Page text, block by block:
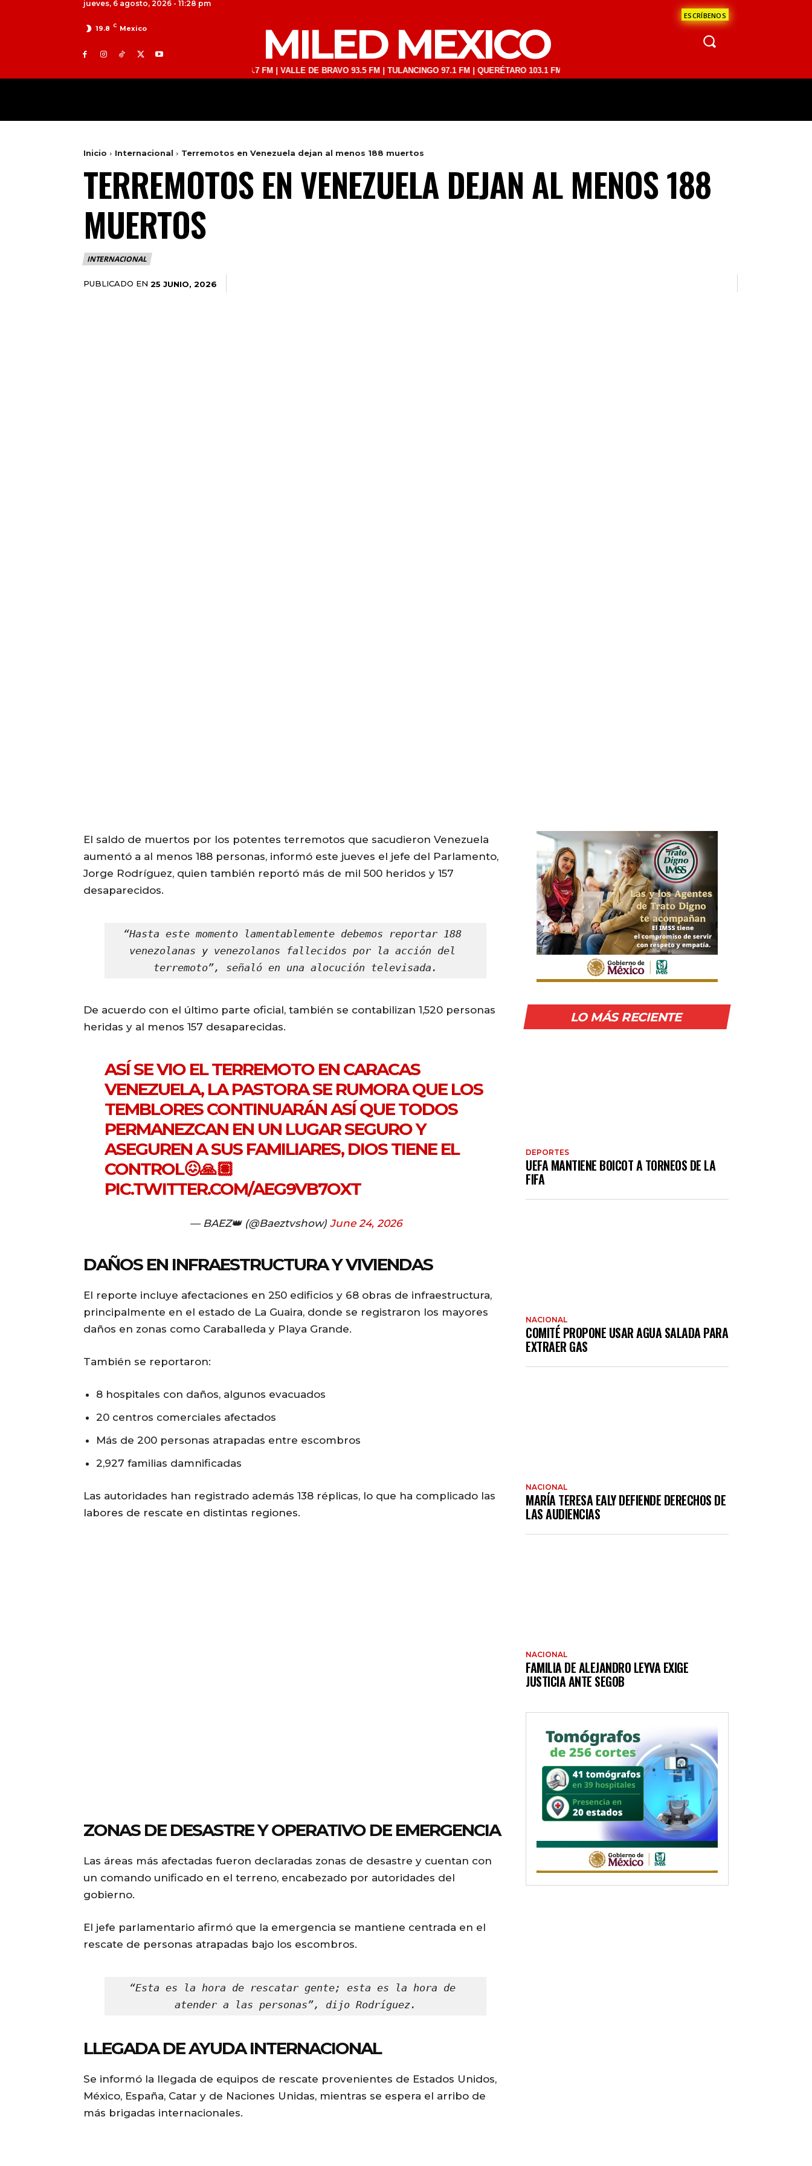
jueves, 6 agosto, 2026 - 11:28 pm
ESCRÍBENOS
19.8 C Mexico MILED MEXICO
TOLUCA 98.9 FM | ATLACOMULCO 104.7 FM | VALLE DE BRAVO 93.5 FM | TULANCINGO 97.1 FM | QUERÉTARO 103.1 FM | SAN JUAN DEL RÍO 93.1 FM | GUADALAJARA 1510 AM | LA PAZ 95.1
Inicio Internacional Terremotos en Venezuela dejan al menos 188 muertos
TERREMOTOS EN VENEZUELA DEJAN AL MENOS 188
MUERTOS
INTERNACIONAL
PUBLICADO EN 25 JUNIO, 2026
El saldo de muertos por los potentes terremotos que sacudieron Venezuela
aumentó a al menos 188 personas, informó este jueves el jefe del Parlamento,
Jorge Rodríguez, quien también reportó más de mil 500 heridos y 157
desaparecidos.
“Hasta este momento lamentablemente debemos reportar 188
venezolanas y venezolanos fallecidos por la acción del
terremoto”, señaló en una alocución televisada.
De acuerdo con el último parte oficial, también se contabilizan 1,520 personas
heridas y al menos 157 desaparecidas.
ASÍ SE VIO EL TERREMOTO EN CARACAS
VENEZUELA, LA PASTORA SE RUMORA QUE LOS
TEMBLORES CONTINUARÁN ASÍ QUE TODOS
PERMANEZCAN EN UN LUGAR SEGURO Y
ASEGUREN A SUS FAMILIARES, DIOS TIENE EL
CONTROL😖🙏🏽
PIC.TWITTER.COM/AEG9VB7OXT
— BAEZ👑 (@Baeztvshow) June 24, 2026
DAÑOS EN INFRAESTRUCTURA Y VIVIENDAS
El reporte incluye afectaciones en 250 edificios y 68 obras de infraestructura,
principalmente en el estado de La Guaira, donde se registraron los mayores
daños en zonas como Caraballeda y Playa Grande.
También se reportaron:
8 hospitales con daños, algunos evacuados
20 centros comerciales afectados
Más de 200 personas atrapadas entre escombros
2,927 familias damnificadas
Las autoridades han registrado además 138 réplicas, lo que ha complicado las
labores de rescate en distintas regiones.
ZONAS DE DESASTRE Y OPERATIVO DE EMERGENCIA
Las áreas más afectadas fueron declaradas zonas de desastre y cuentan con
un comando unificado en el terreno, encabezado por autoridades del
gobierno.
El jefe parlamentario afirmó que la emergencia se mantiene centrada en el
rescate de personas atrapadas bajo los escombros.
“Esta es la hora de rescatar gente; esta es la hora de
atender a las personas”, dijo Rodríguez.
LLEGADA DE AYUDA INTERNACIONAL
Se informó la llegada de equipos de rescate provenientes de Estados Unidos,
México, España, Catar y de Naciones Unidas, mientras se espera el arribo de
más brigadas internacionales.
LO MÁS RECIENTE
DEPORTES
UEFA MANTIENE BOICOT A TORNEOS DE LA
FIFA
NACIONAL
COMITÉ PROPONE USAR AGUA SALADA PARA
EXTRAER GAS
NACIONAL
MARÍA TERESA EALY DEFIENDE DERECHOS DE
LAS AUDIENCIAS
NACIONAL
FAMILIA DE ALEJANDRO LEYVA EXIGE
JUSTICIA ANTE SEGOB